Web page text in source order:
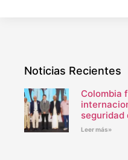
Noticias Recientes
Colombia
seguridad
Leer más»